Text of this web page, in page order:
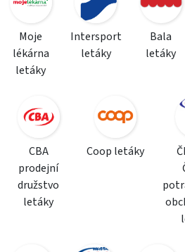
Moje
lékárna
letáky
Intersport
letáky
Bala
letáky
CBA
prodejní
družstvo
letáky
Coop letáky